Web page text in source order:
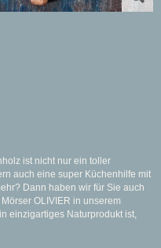
ist nicht nur ein toller
auch eine super Küchenhilfe mit
Dann haben wir für Sie auch
OLIVIER in unserem
einzigartiges Naturprodukt ist,